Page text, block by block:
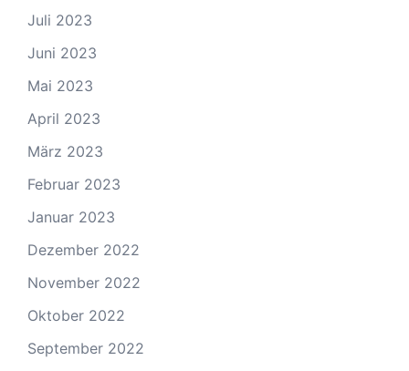
Juli 2023
Juni 2023
Mai 2023
April 2023
März 2023
Februar 2023
Januar 2023
Dezember 2022
November 2022
Oktober 2022
September 2022